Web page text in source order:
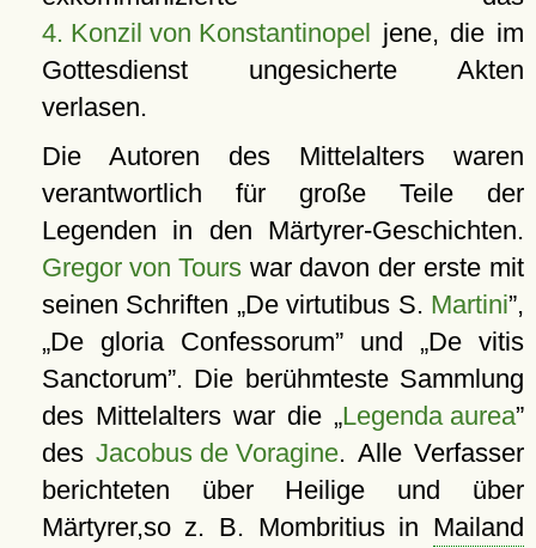
4. Konzil von Konstantinopel jene, die im
Gottesdienst ungesicherte Akten
verlasen.
Die Autoren des Mittelalters waren
verantwortlich für große Teile der
Legenden in den Märtyrer-Geschichten.
Gregor von Tourswar davon der erste mit
seinen Schriften De virtutibus S. Martini ,
De gloria Confessorum und
De vitis
Sanctorum . Die berühmteste Sammlung
des Mittelalters war die
Legenda aurea
desJacobus de Voragine. Alle Verfasser
berichteten über Heilige und über
Märtyrer,so z. B. Mombritius in Mailand